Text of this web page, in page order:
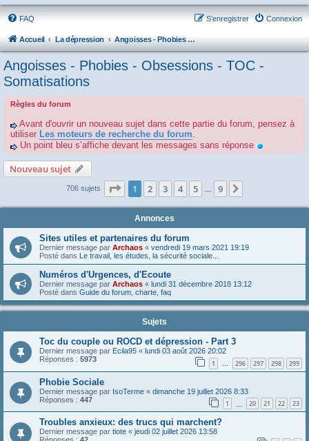
FAQ Connexion
S’enregistrer
Accueil La dépression Angoisses - Phobies - Obsessions - TOC - Somatisations
Angoisses - Phobies - Obsessions - TOC -
Somatisations
Règles du forum
Avant d'ouvrir un nouveau sujet dans cette partie du forum, pensez à
utiliser Les moteurs de recherche du forum.
Un point bleu s’affiche devant les messages sans réponse
Nouveau sujet
706 sujets Page 1sur9
1 2 3 4 5 9
Annonces
Sites utiles et partenaires du forum
Dernier message par Archaos « vendredi 19 mars 2021 19:19
Posté dans Le travail, les études, la sécurité sociale...
Numéros d'Urgences, d'Ecoute
Dernier message par Archaos « lundi 31 décembre 2018 13:12
Posté dans Guide du forum, charte, faq
Sujets
Toc du couple ou ROCD et dépression - Part 3
Dernier message par Ecila95 « lundi 03 août 2026 20:02
Réponses : 5973 1 … 296 297 298 299
Phobie Sociale
Dernier message par IsoTerme « dimanche 19 juillet 2026 8:33
Réponses : 447 1 20 21 22 23
Troubles anxieux: des trucs qui marchent?
Dernier message par tiote « jeudi 02 juillet 2026 13:58